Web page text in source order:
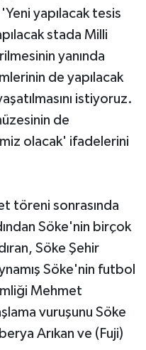
yapılacak tesis
stada Milli
yanında
de yapılacak
istiyoruz.
de
olacak' ifadelerini
töreni sonrasında
Söke'nin birçok
Söke Şehir
Söke'nin futbol
Mehmet
vuruşunu Söke
Arıkan ve (Fuji)